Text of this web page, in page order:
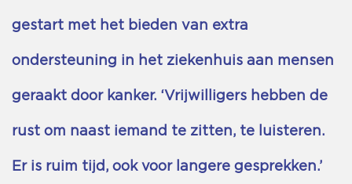
gestart met het bieden van extra
ondersteuning in het ziekenhuis aan mensen
geraakt door kanker. ‘Vrijwilligers hebben de
rust om naast iemand te zitten, te luisteren.
Er is ruim tijd, ook voor langere gesprekken.’